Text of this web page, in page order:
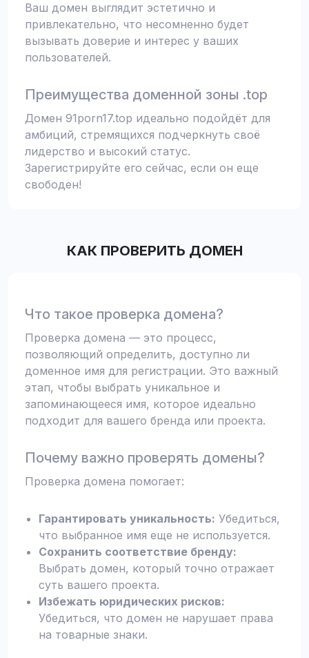
Ваш домен выглядит эстетично и
привлекательно, что несомненно будет
вызывать доверие и интерес у ваших
пользователей.
Преимущества доменной зоны .top
Домен 91porn17.top идеально подойдёт для
амбиций, стремящихся подчеркнуть своё
лидерство и высокий статус.
Зарегистрируйте его сейчас, если он еще
свободен!
КАК ПРОВЕРИТЬ ДОМЕН
Что такое проверка домена?
Проверка домена — это процесс,
позволяющий определить, доступно ли
доменное имя для регистрации. Это важный
этап, чтобы выбрать уникальное и
запоминающееся имя, которое идеально
подходит для вашего бренда или проекта.
Почему важно проверять домены?
Проверка домена помогает:
Гарантировать уникальность: Убедиться,
что выбранное имя еще не используется.
Сохранить соответствие бренду:
Выбрать домен, который точно отражает
суть вашего проекта.
Избежать юридических рисков:
Убедиться, что домен не нарушает права
на товарные знаки.